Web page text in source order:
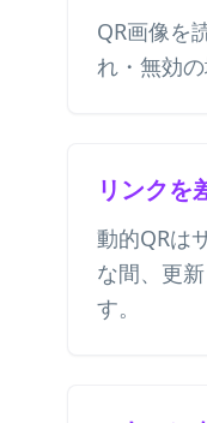
QR画像を
れ・無効の
リンクを
動的QRは
な間、更
す。